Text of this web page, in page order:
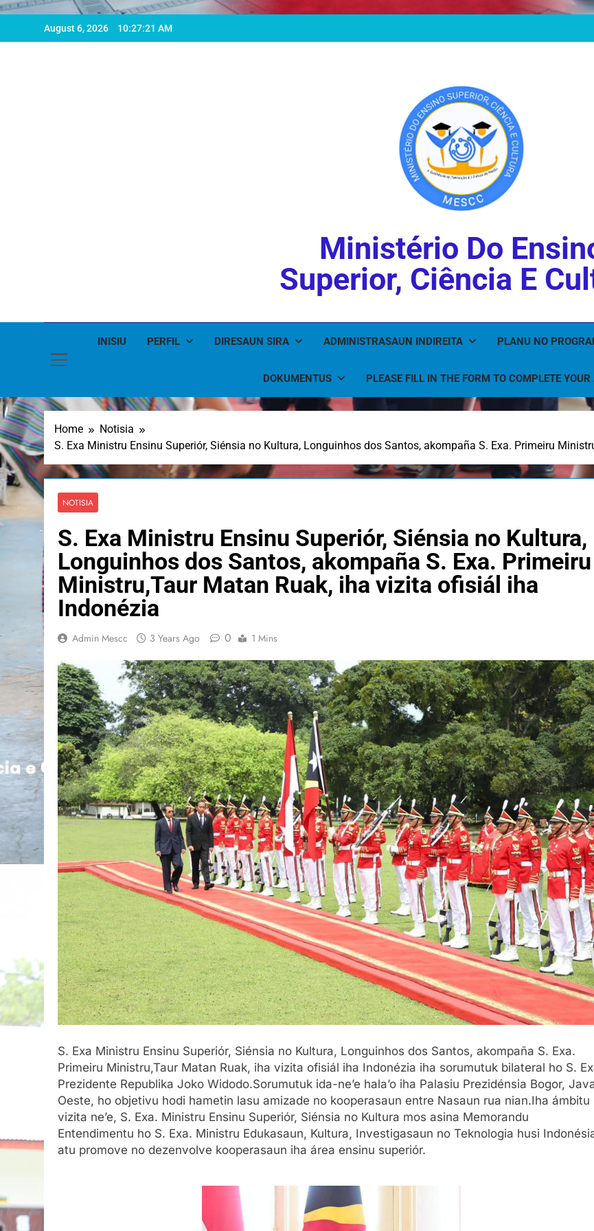
August 6, 2026 10:27:23 AM
Ministério Do
Superior, Ciência E
INISIU PERFIL DIRESAUN SIRA ADMINISTRASAUN INDIREITA PLANU NO
DOKUMENTUS PLEASE FILL IN THE FORM TO COMPLETE
Home
Notisia
S. Exa Ministru Ensinu Superiór, Siénsia no Kultura, Longuinhos dos Santos, akompaña S. Exa. Primeiru
NOTISIA
S. Exa Ministru Ensinu Superiór, Siénsia no Kultura,
Longuinhos dos Santos, akompaña S. Exa. Primeiru
Ministru,Taur Matan Ruak, iha vizita ofisiál iha
Indonézia
Admin Mescc 3 Years Ago 0 1 Mins
S. Exa Ministru Ensinu Superiór, Siénsia no Kultura, Longuinhos dos Santos, akompaña S. Exa.
Primeiru Ministru,Taur Matan Ruak, iha vizita ofisiál iha Indonézia iha sorumutuk bilateral ho S.
Prezidente Republika Joko Widodo.Sorumutuk ida-ne’e hala’o iha Palasiu Prezidénsia Bogor,
Oeste, ho objetivu hodi hametin lasu amizade no kooperasaun entre Nasaun rua nian.Iha ámbitu
vizita ne’e, S. Exa. Ministru Ensinu Superiór, Siénsia no Kultura mos asina Memorandu
Entendimentu ho S. Exa. Ministru Edukasaun, Kultura, Investigasaun no Teknologia husi
atu promove no dezenvolve kooperasaun iha área ensinu superiór.